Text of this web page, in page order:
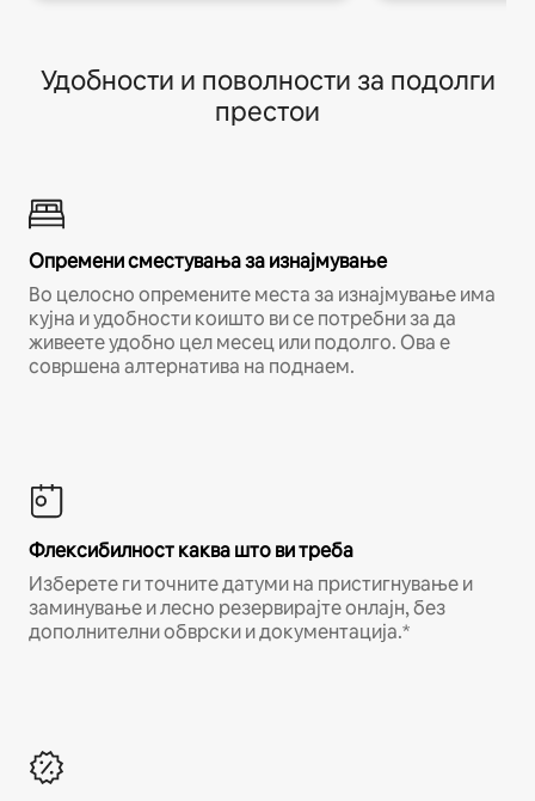
Удобности и поволности за подолги
престои
Опремени сместувања за изнајмување
Во целосно опремените места за изнајмување има
кујна и удобности коишто ви се потребни за да
живеете удобно цел месец или подолго. Ова е
совршена алтернатива на поднаем.
Флексибилност каква што ви треба
Изберете ги точните датуми на пристигнување и
заминување и лесно резервирајте онлајн, без
дополнителни обврски и документација.*